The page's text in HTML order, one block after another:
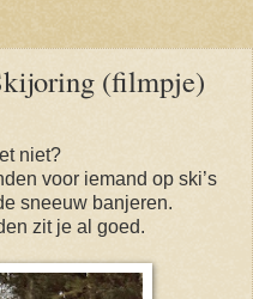
(filmpje)
niet?
voor iemand op ski’s
sneeuw banjeren.
zit je al goed.